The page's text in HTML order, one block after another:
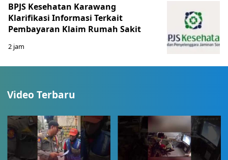
BPJS Kesehatan Karawang
Klarifikasi Informasi Terkait
Pembayaran Klaim Rumah Sakit
2 jam
Video Terbaru